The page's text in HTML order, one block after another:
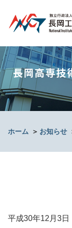
長岡高専技
ホーム ＞ お知らせ
平成30年12月3日